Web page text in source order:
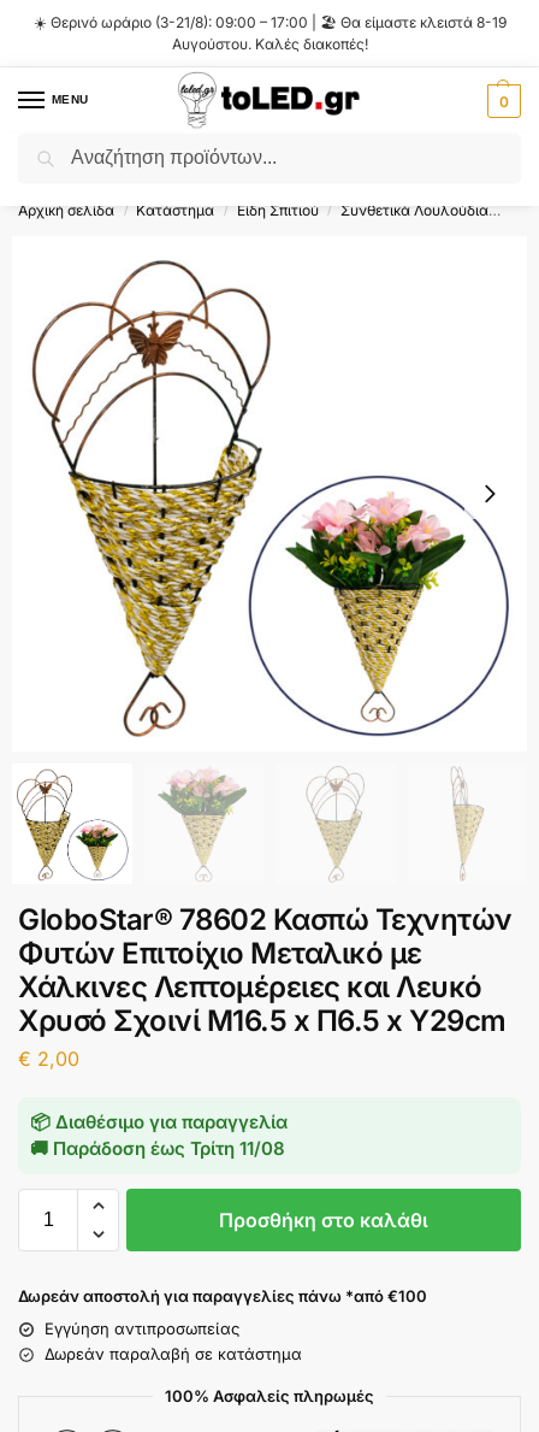
☀️ Θερινό ωράριο (3-21/8): 09:00 – 17:00 | 🏖️ Θα είμαστε κλειστά 8-19
Αυγούστου. Καλές διακοπές!
MENU 0
Flash Sale ⚡ 10% Έκπτωση με τον κωδικό
Αρχική σελίδα / Κατάστημα / Είδη Σπιτιού / Συνθετικά Λουλούδια
GloboStar® 78602 Κασπώ Τεχνητών
Φυτών Επιτοίχιο Μεταλικό με
Χάλκινες Λεπτομέρειες και Λευκό
Χρυσό Σχοινί Μ16.5 x Π6.5 x Υ29cm
€ 2,00
📦 Διαθέσιμο για παραγγελία
🚚 Παράδοση έως Τρίτη 11/08
Προσθήκη στο καλάθι
Δωρεάν αποστολή για παραγγελίες πάνω *από €100
Εγγύηση αντιπροσωπείας
Δωρεάν παραλαβή σε κατάστημα
100% Ασφαλείς πληρωμές